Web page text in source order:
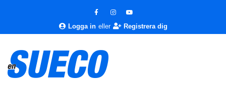
Logga in eller Registrera dig